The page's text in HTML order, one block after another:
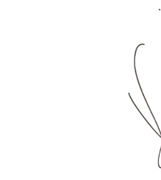
特集・期間限定セール